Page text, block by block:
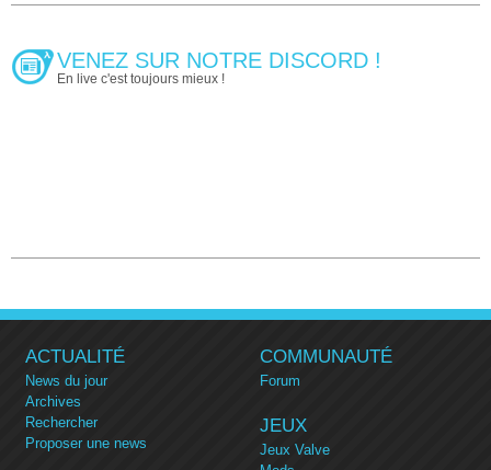
VENEZ SUR NOTRE DISCORD !
En live c'est toujours mieux !
ACTUALITÉ
News du jour
Archives
Rechercher
Proposer une news
COMMUNAUTÉ
Forum
JEUX
Jeux Valve